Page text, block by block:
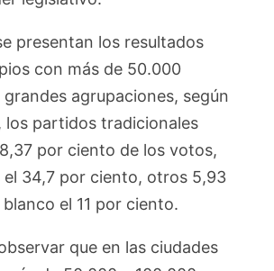
presentan los resultados
con más de 50.000
agrupaciones, según
los partidos tradicionales
por ciento de los votos,
34,7 por ciento, otros 5,93
el 11 por ciento.
que en las ciudades